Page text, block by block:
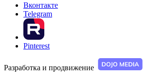
Вконтакте
Telegram
Pinterest
Разработка и продвижение